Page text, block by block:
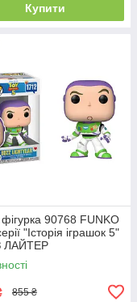
Купити
фігурка 90768 FUNKO
"Історія іграшок 5"
ЛАЙТЕР
855 ₴